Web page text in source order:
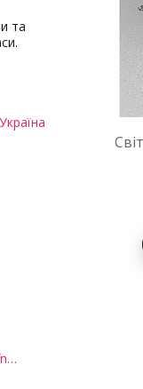
та
https://instagram.com/proffnails_shop/